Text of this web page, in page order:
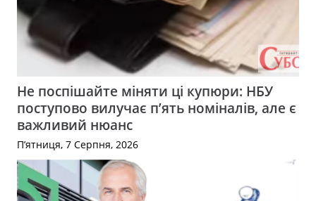
Не поспішайте міняти ці купюри: НБУ
поступово вилучає п’ять номіналів, але є
важливий нюанс
П’ятниця, 7 Серпня, 2026